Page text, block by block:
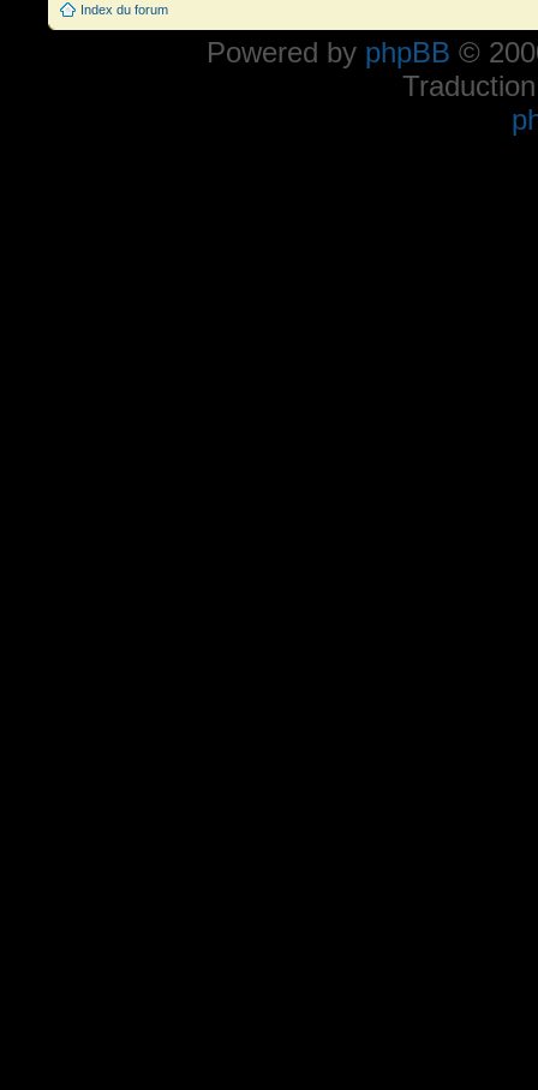
Index du forum
Powered by phpBB ©